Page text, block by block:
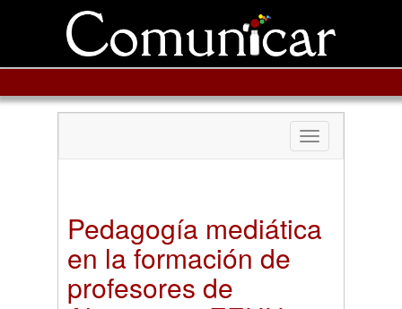
Toggle
navigation
Pedagogía mediática
en la formación de
profesores de